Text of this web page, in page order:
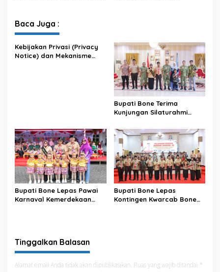
Kemerdekaan
Baca Juga :
Kebijakan Privasi (Privacy
Notice) dan Mekanisme
Bupati Bone Terima
Kunjungan Silaturahmi
XIV/Hasanuddin
Bupati Bone Lepas Pawai
Karnaval Kemerdekaan
Bupati Bone Lepas
Kontingen Kwarcab Bone
Tinggalkan Balasan
Alamat email Anda tidak akan dipublikasikan. Ruas yang wajib ditandai *